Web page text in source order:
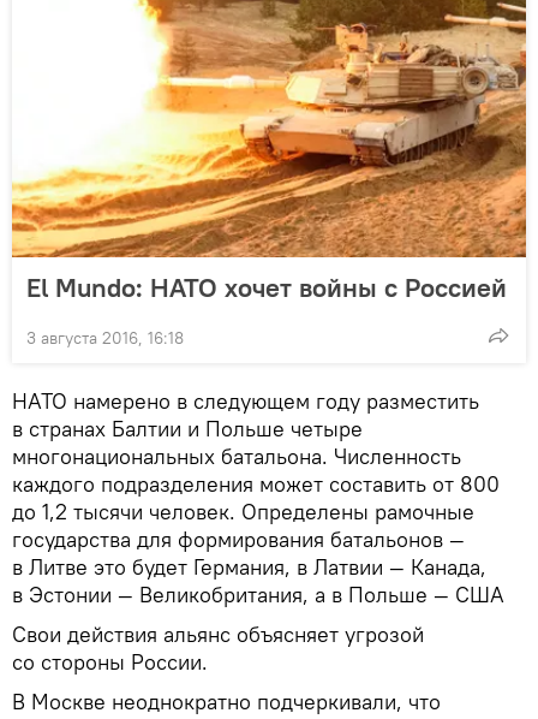
El Mundo: НАТО хочет войны с Россией
3 августа 2016, 16:18
НАТО намерено в следующем году разместить
в странах Балтии и Польше четыре
многонациональных батальона. Численность
каждого подразделения может составить от 800
до 1,2 тысячи человек. Определены рамочные
государства для формирования батальонов —
в Литве это будет Германия, в Латвии — Канада,
в Эстонии — Великобритания, а в Польше — США
Свои действия альянс объясняет угрозой
со стороны России.
В Москве неоднократно подчеркивали, что